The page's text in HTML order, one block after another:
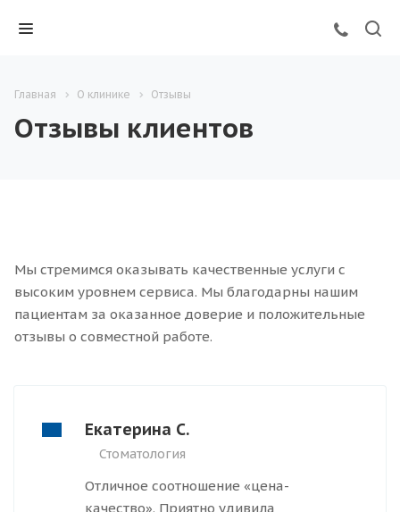
Главная О клинике Отзывы
Отзывы клиентов
Мы стремимся оказывать качественные услуги с
высоким уровнем сервиса. Мы благодарны нашим
пациентам за оказанное доверие и положительные
отзывы о совместной работе.
Екатерина С.
Стоматология
Отличное соотношение «цена-
качество». Приятно удивила